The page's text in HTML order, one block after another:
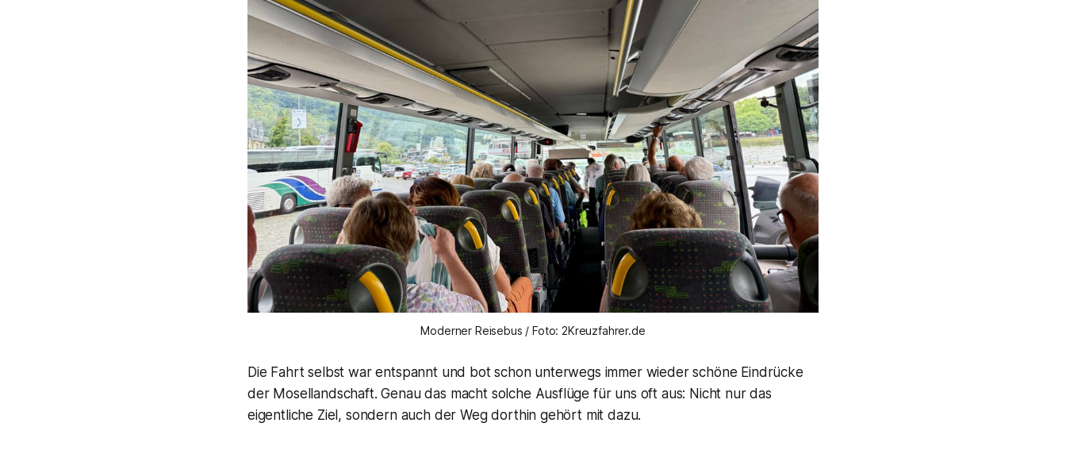
Moderner Reisebus / Foto: 2Kreuzfahrer.de
Die Fahrt selbst war entspannt und bot schon unterwegs immer wieder schöne Eindrücke
der Mosellandschaft. Genau das macht solche Ausflüge für uns oft aus: Nicht nur das
eigentliche Ziel, sondern auch der Weg dorthin gehört mit dazu.